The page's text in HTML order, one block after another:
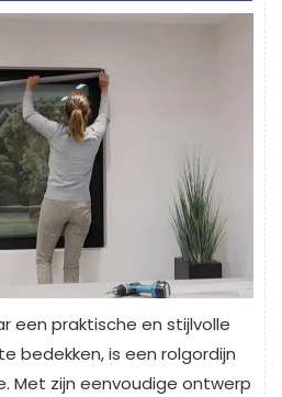
een praktische en stijlvolle
bedekken, is een rolgordijn
Met zijn eenvoudige ontwerp